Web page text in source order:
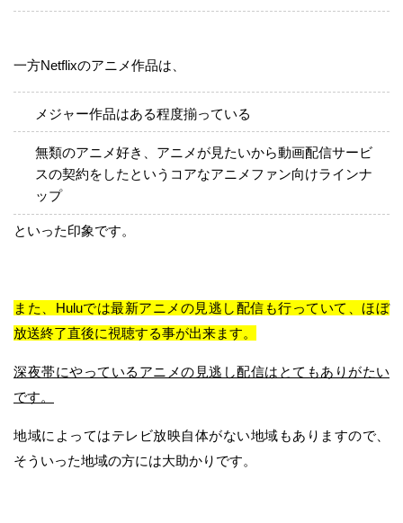
一方Netflixのアニメ作品は、
メジャー作品はある程度揃っている
無類のアニメ好き、アニメが見たいから動画配信サービ
スの契約をしたというコアなアニメファン向けラインナ
ップ
といった印象です。
また、Huluでは最新アニメの見逃し配信も行っていて、ほぼ
放送終了直後に視聴する事が出来ます。
深夜帯にやっているアニメの見逃し配信はとてもありがたい
です。
地域によってはテレビ放映自体がない地域もありますので、
そういった地域の方には大助かりです。